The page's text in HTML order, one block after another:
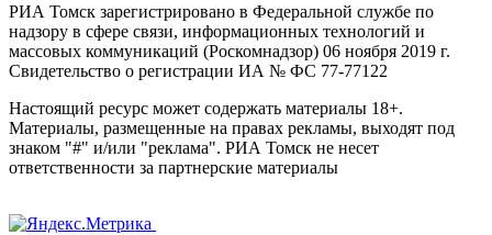
РИА Томск зарегистрировано в Федеральной службе по
надзору в сфере связи, информационных технологий и
массовых коммуникаций (Роскомнадзор) 06 ноября 2019 г.
Свидетельство о регистрации ИА № ФС 77-77122
Настоящий ресурс может содержать материалы 18+.
Материалы, размещенные на правах рекламы, выходят под
знаком "#" и/или "реклама". РИА Томск не несет
ответственности за партнерские материалы